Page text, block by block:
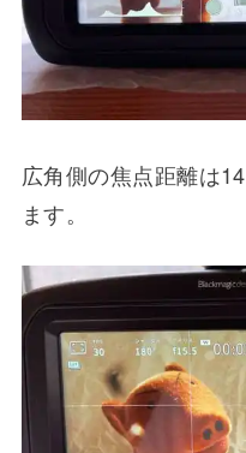
広角側の焦点距離は
ます。